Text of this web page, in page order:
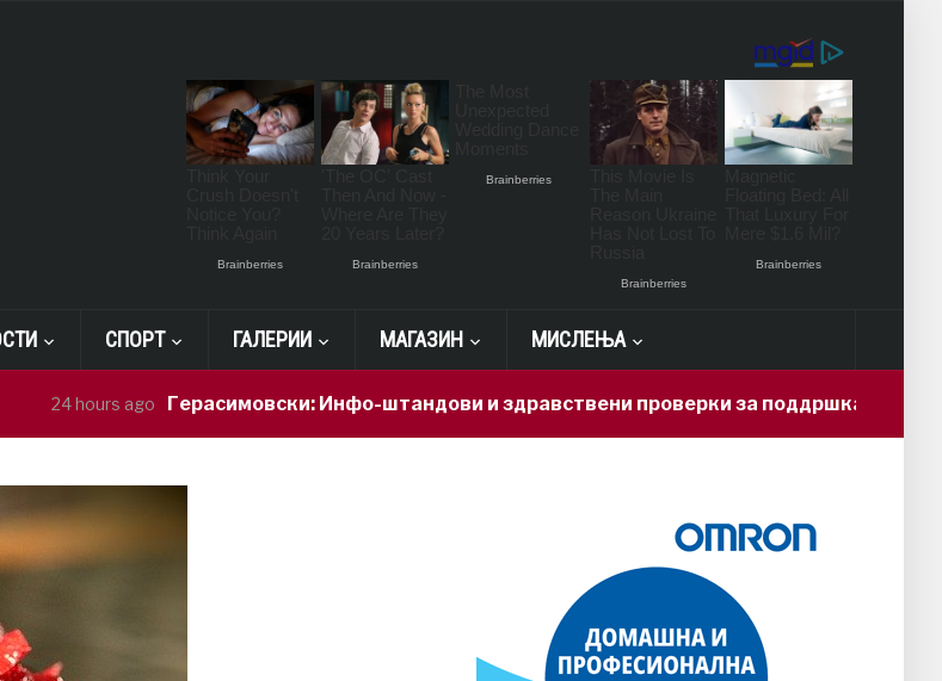
СПОРТ ГАЛЕРИИ МАГАЗИН МИСЛЕЊА
ago Герасимовски: Инфо-штандови и здравствени проверки за поддршка на граѓаните во